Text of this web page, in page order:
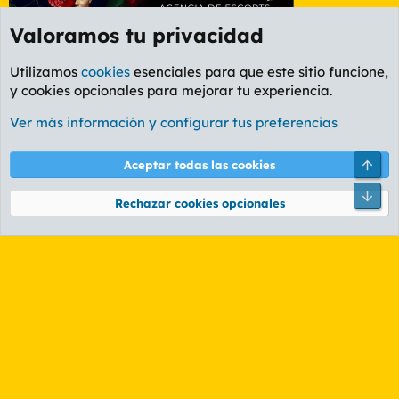
Foro General
Cookies
PL OLDSTYLE AMARILLO
Términos y reglas Política de privacidad Ayuda
Community platform by XenForo® © 2010-2026 XenForo Ltd.
Valoramos tu privacidad
Utilizamos cookies esenciales para que este sitio funcione,
y cookies opcionales para mejorar tu experiencia.
Ver más información y configurar tus preferencias
Aceptar todas las cookies
Rechazar cookies opcionales
Pie